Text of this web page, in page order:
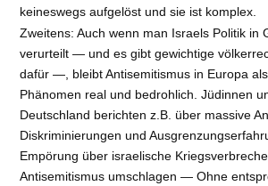
keineswegs aufgelöst und sie ist komplex.
Zweitens: Auch wenn man Israels Politik in
verurteilt — und es gibt gewichtige
dafür —, bleibt Antisemitismus in Europa
Phänomen real und bedrohlich. Jüdinnen
Deutschland berichten z.B. über massive
Diskriminierungen und
Empörung über israelische
Antisemitismus umschlagen — Ohne